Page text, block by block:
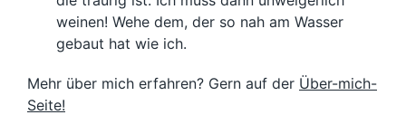
weinen! Wehe dem, der so nah am Wasser
gebaut hat wie ich.
Mehr über mich erfahren? Gern auf der Über-mich-
Seite!